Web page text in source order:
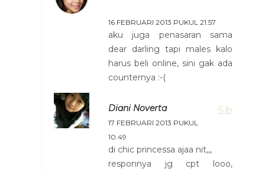
16 FEBRUARI 2013 PUKUL 21.57
aku juga penasaran sama
dear darling tapi males kalo
harus beli online, sini gak ada
counternya :-(
Diani Noverta
17 FEBRUARI 2013 PUKUL
10.49
di chic princessa ajaa nit,,,
responnya jg cpt looo,